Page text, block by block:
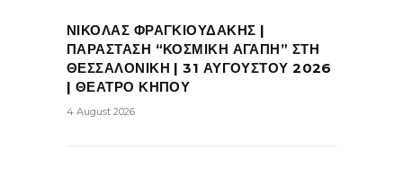
ΝΙΚΟΛΑΣ ΦΡΑΓΚΙΟΥΔΑΚΗΣ |
ΠΑΡΑΣΤΑΣΗ “ΚΟΣΜΙΚΗ ΑΓΑΠΗ” ΣΤΗ
ΘΕΣΣΑΛΟΝΙΚΗ | 31 ΑΥΓΟΥΣΤΟΥ 2026
| ΘΕΑΤΡΟ ΚΗΠΟΥ
4 August 2026